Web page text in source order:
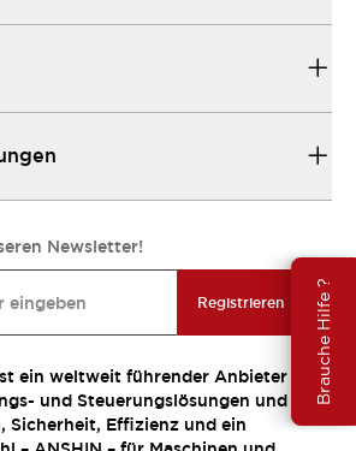
Brauche Hilfe ?
Newsletter!
Registrieren
ein weltweit führender Anbieter
und Steuerungslösungen und
Sicherheit, Effizienz und ein